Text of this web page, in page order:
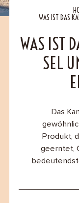
REZEPTE
BESUCHEN
ÜBER UNS
Contact
WAS IST DAS
WAS IST
SEL
Das
Produkt,
geerntet,